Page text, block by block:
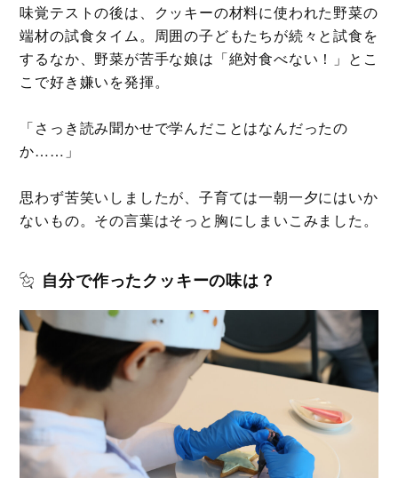
味覚テストの後は、クッキーの材料に使われた野菜の
端材の試食タイム。周囲の子どもたちが続々と試食を
するなか、野菜が苦手な娘は「絶対食べない！」とこ
こで好き嫌いを発揮。
「さっき読み聞かせで学んだことはなんだったの
か……」
思わず苦笑いしましたが、子育ては一朝一夕にはいか
ないもの。その言葉はそっと胸にしまいこみました。
自分で作ったクッキーの味は？